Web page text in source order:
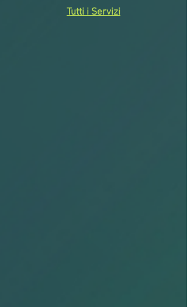
Tutti i Servizi